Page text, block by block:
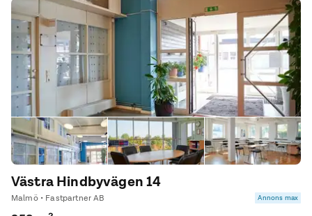
Västra Hindbyvägen 14
Malmö • Fastpartner AB Annons max